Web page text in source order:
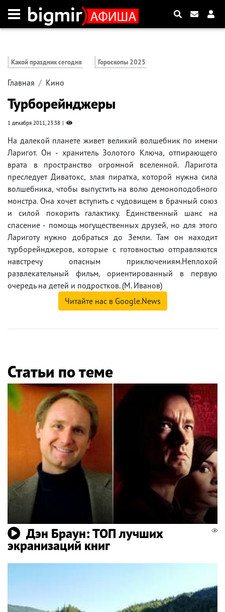
Какой праздник сегодня Гороскопы 2025
Главная Кино
Турборейнджеры
1 декабря 2011, 23:38
На далекой планете живет великий волшебник по имени
Ларигот. Он - хранитель Золотого Ключа, отпирающего
врата в пространство огромной вселенной. Ларигота
преследует Диватокс, злая пиратка, которой нужна сила
волшебника, чтобы выпустить на волю демоноподобного
монстра. Она хочет вступить с чудовищем в брачный союз
и силой покорить галактику. Единственный шанс на
спасение - помощь могущественных друзей, но для этого
Лариготу нужно добраться до Земли. Там он находит
турборейнджеров, которые с готовностью отправляются
навстречу опасным приключениям.Неплохой
развлекательный фильм, ориентированный в первую
очередь на детей и подростков. (М. Иванов)
Читайте нас в Google.News
Статьи по теме
Дэн Браун: ТОП лучших
экранизаций книг